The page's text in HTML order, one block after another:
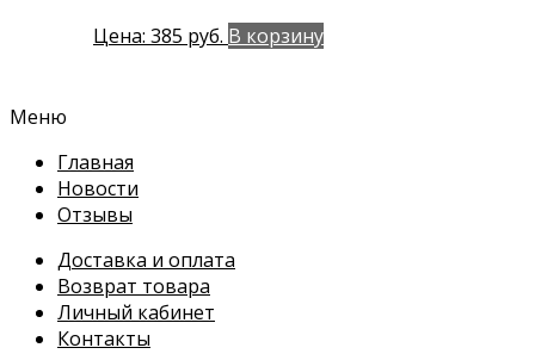
Цена: 385 руб. В корзину
Меню
Главная
Новости
Отзывы
Доставка и оплата
Возврат товара
Личный кабинет
Контакты